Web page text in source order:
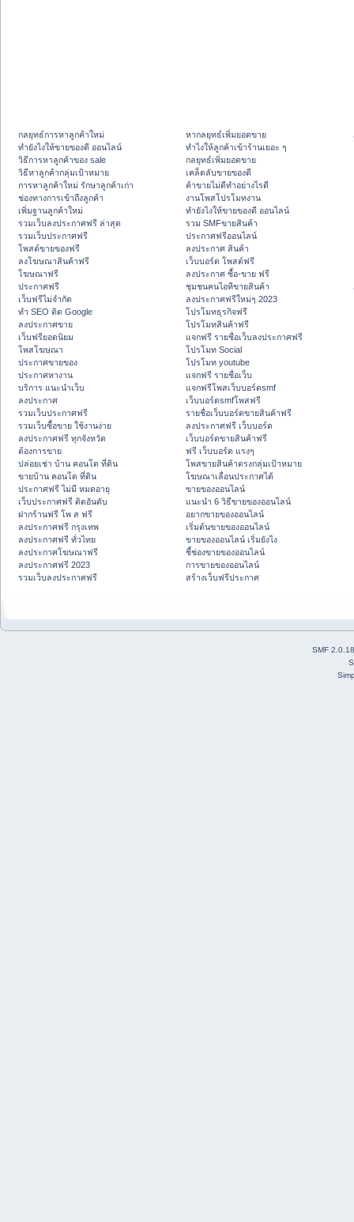
กลยุทธ์การหาลูกค้าใหม่
ทํายังไงให้ขายของดี ออนไลน์
วิธีการหาลูกค้าของ sale
วิธีหาลูกค้ากลุ่มเป้าหมาย
การหาลูกค้าใหม่ รักษาลูกค้าเก่า
ช่องทางการเข้าถึงลูกค้า
เพิ่มฐานลูกค้าใหม่
รวมเว็บลงประกาศฟรี ล่าสุด
รวมเว็บประกาศฟรี
โพสต์ขายของฟรี
ลงโฆษณาสินค้าฟรี
โฆษณาฟรี
ประกาศฟรี
เว็บฟรีไม่จำกัด
ทำ SEO ติด Google
ลงประกาศขาย
เว็บฟรียอดนิยม
โพสโฆษณา
ประกาศขายของ
ประกาศหางาน
บริการ แนะนำเว็บ
ลงประกาศ
รวมเว็บประกาศฟรี
รวมเว็บซื้อขาย ใช้งานง่าย
ลงประกาศฟรี ทุกจังหวัด
ต้องการขาย
ปล่อยเช่า บ้าน คอนโด ที่ดิน
ขายบ้าน คอนโด ที่ดิน
ประกาศฟรี ไม่มี หมดอายุ
เว็บประกาศฟรี ติดอันดับ
ฝากร้านฟรี โพ ส ฟรี
ลงประกาศฟรี กรุงเทพ
ลงประกาศฟรี ทั่วไทย
ลงประกาศโฆษณาฟรี
ลงประกาศฟรี 2023
รวมเว็บลงประกาศฟรี
หากลยุทธ์เพิ่มยอดขาย
ทําไงให้ลูกค้าเข้าร้านเยอะ ๆ
กลยุทธ์เพิ่มยอดขาย
เคล็ดลับขายของดี
ค้าขายไม่ดีทำอย่างไรดี
งานโพสโปรโมทงาน
ทํายังไงให้ขายของดี ออนไลน์
รวม SMFขายสินค้า
ประกาศฟรีออนไลน์
ลงประกาศ สินค้า
เว็บบอร์ด โพสต์ฟรี
ลงประกาศ ซื้อ-ขาย ฟรี
ชุมชนคนไอทีขายสินค้า
ลงประกาศฟรีใหม่ๆ 2023
โปรโมทธุรกิจฟรี
โปรโมทสินค้าฟรี
แจกฟรี รายชื่อเว็บลงประกาศฟรี
โปรโมท Social
โปรโมท youtube
แจกฟรี รายชื่อเว็บ
แจกฟรีโพสเว็บบอร์ดsmf
เว็บบอร์ดsmfโพสฟรี
รายชื่อเว็บบอร์ดขายสินค้าฟรี
ลงประกาศฟรี เว็บบอร์ด
เว็บบอร์ดขายสินค้าฟรี
ฟรี เว็บบอร์ด แรงๆ
โพสขายสินค้าตรงกลุ่มเป้าหมาย
โฆษณาเลื่อนประกาศได้
ขายของออนไลน์
แนะนำ 6 วิธีขายของออนไลน์
อยากขายของออนไลน์
เริ่มต้นขายของออนไลน์
ขายของออนไลน์ เริ่มยังไง
ชี้ช่องขายของออนไลน์
การขายของออนไลน์
สร้างเว็บฟรีประกาศ
SMF 2.0.18